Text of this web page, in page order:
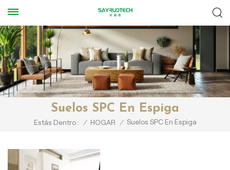
Suelos SPC En Espiga
Estás Dentro : / HOGAR / Suelos SPC En Espiga